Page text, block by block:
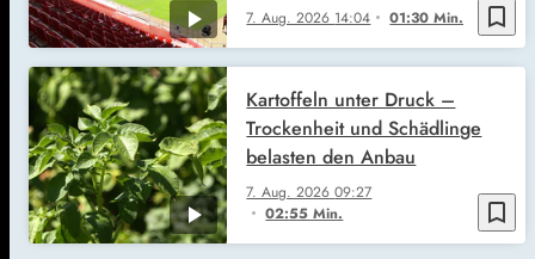
bookmark_border
7. Aug. 2026 14:04 01:30 Min.
bookmark_border
7. Aug. 202609:27
02:55 Min.
Kartoffeln unter Druck –
Trockenheit und Schädlinge
belasten den Anbau